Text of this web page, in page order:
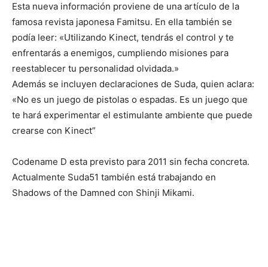
Esta nueva información proviene de una artículo de la
famosa revista japonesa Famitsu. En ella también se
podía leer: «Utilizando Kinect, tendrás el control y te
enfrentarás a enemigos, cumpliendo misiones para
reestablecer tu personalidad olvidada.»
Además se incluyen declaraciones de Suda, quien aclara:
«No es un juego de pistolas o espadas. Es un juego que
te hará experimentar el estimulante ambiente que puede
crearse con Kinect”
Codename D esta previsto para 2011 sin fecha concreta.
Actualmente Suda51 también está trabajando en
Shadows of the Damned con Shinji Mikami.